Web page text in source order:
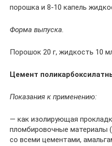
порошка и 8-10 капель
Форма выпуска.
Порошок 20 г, жидкость 10
Цемент
Показания к применению:
— как изолирующая
пломбировочные материалы
со всеми цементами,